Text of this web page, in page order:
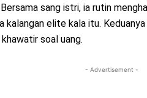
sang istri, ia rutin
kalangan elite kala itu.
soal uang.
- Advertisement -